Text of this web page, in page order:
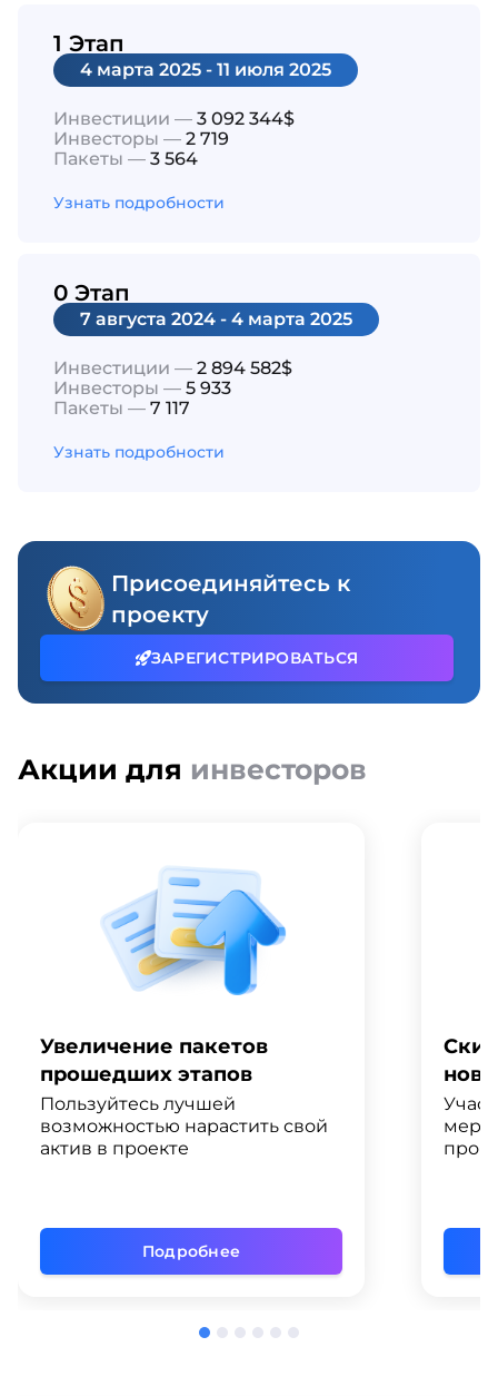
1 Этап
4 марта 2025 - 11 июля 2025
Инвестиции — 3 092 344$
Инвесторы — 2 719
Пакеты — 3 564
Узнать подробности
0 Этап
7 августа 2024 - 4 марта 2025
Инвестиции — 2 894 582$
Инвесторы — 5 933
Пакеты — 7 117
Узнать подробности
Присоединяйтесь к
проекту
ЗАРЕГИСТРИРОВАТЬСЯ
Акции для инвесторов
Увеличение пакетов
прошедших этапов
Пользуйтесь лучшей
возможностью нарастить свой
актив в проекте
Подробнее